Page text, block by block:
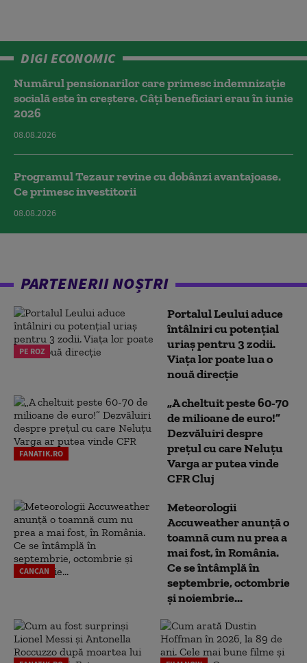
DIGI ECONOMIC
Numărul pensionarilor care primesc indemnizaţie
socială este în creștere. Câți beneficiari erau în iunie
2026
08.08.2026
Programul Tezaur revine cu dobânzi avantajoase.
Ce primesc investitorii
08.08.2026
PARTENERII NOȘTRI
PE ROZ
Portalul Leului aduce
întâlniri cu potențial
uriaș pentru 3 zodii.
Viața lor poate lua o
nouă direcție
FANATIK.RO
„A cheltuit peste 60-70
de milioane de euro!”
Dezvăluiri despre
prețul cu care Neluțu
Varga ar putea vinde
CFR Cluj
CANCAN
Meteorologii
Accuweather anunță o
toamnă cum nu prea a
mai fost, în România.
Ce se întâmplă în
septembrie, octombrie
și noiembrie...